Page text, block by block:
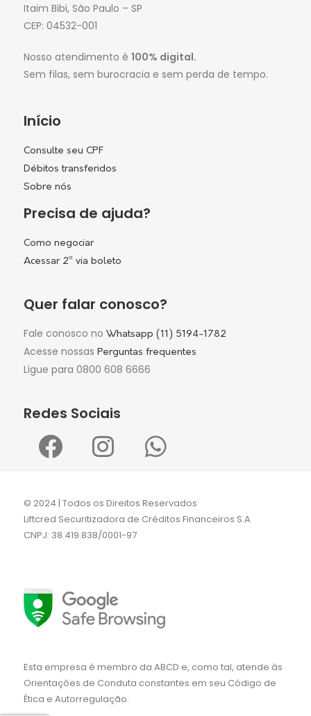
Itaim Bibi, São Paulo – SP
CEP: 04532-001
Nosso atendimento é 100% digital.
Sem filas, sem burocracia e sem perda de tempo.
Início
Consulte seu CPF
Débitos transferidos
Sobre nós
Precisa de ajuda?
Como negociar
Acessar 2ª via boleto
Quer falar conosco?
Fale conosco no Whatsapp (11) 5194-1782
Acesse nossas Perguntas frequentes
Ligue para 0800 608 6666
Redes Sociais
© 2024 | Todos os Direitos Reservados
Liftcred Securitizadora de Créditos Financeiros S.A
CNPJ: 38.419.838/0001-97
Esta empresa é membro da ABCD e, como tal, atende às
Orientações de Conduta constantes em seu Código de
Ética e Autorregulação.